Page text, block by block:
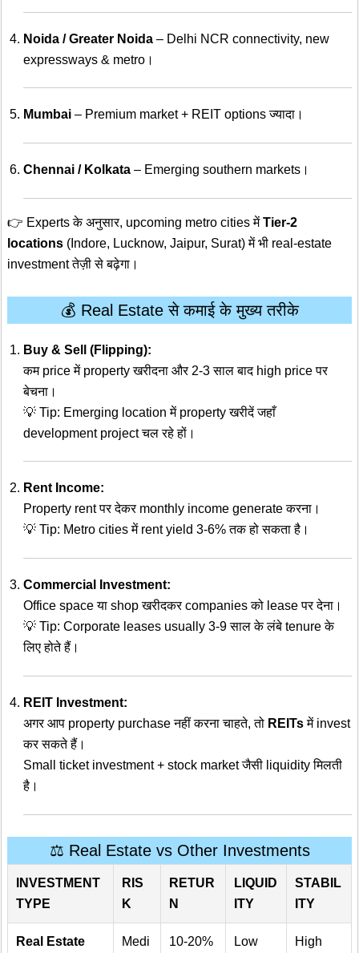
Noida / Greater Noida – Delhi NCR connectivity, new
expressways & metro।
Mumbai – Premium market + REIT options ज्यादा।
Chennai / Kolkata – Emerging southern markets।
👉 Experts के अनुसार, upcoming metro cities मेंTier-2
locations (Indore, Lucknow, Jaipur, Surat) में भी real-estate
investment तेज़ी से बढ़ेगा।
💰 Real Estate से कमाई के मुख्य तरीके
Buy & Sell (Flipping):
कम price में property खरीदना और 2-3 साल बाद high price पर
बेचना।
💡 Tip: Emerging location में property खरीदें जहाँ
development project चल रहे हों।
Rent Income:
Property rent पर देकर monthly income generate करना।
💡 Tip: Metro cities में rent yield 3-6% तक हो सकता है।
Commercial Investment:
Office space या shop खरीदकर companies को lease पर देना।
💡 Tip: Corporate leases usually 3-9 साल के लंबे tenure के
लिए होते हैं।
REIT Investment:
अगर आप property purchase नहीं करना चाहते, तो REITsमें invest
कर सकते हैं।
Small ticket investment + stock market जैसी liquidity मिलती
है।
⚖️ Real Estate vs Other Investments
INVESTMENT
TYPE
RIS
K
RETUR
N
LIQUID
ITY
STABIL
ITY
Real Estate
Medi
10-20%
Low High